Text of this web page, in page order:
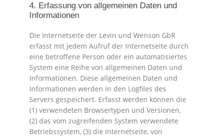
4. Erfassung von allgemeinen Daten und
Informationen
Die Internetseite der Levin und Wenson GbR
erfasst mit jedem Aufruf der Internetseite durch
eine betroffene Person oder ein automatisiertes
System eine Reihe von allgemeinen Daten und
Informationen. Diese allgemeinen Daten und
Informationen werden in den Logfiles des
Servers gespeichert. Erfasst werden können die
(1) verwendeten Browsertypen und Versionen,
(2) das vom zugreifenden System verwendete
Betriebssystem, (3) die Internetseite, von